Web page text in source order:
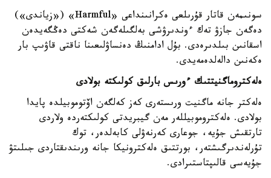
سونىمەن قاتار قۇرىلعى ەكرانىنداعى «Harmful» («زياندى»)
دەگەن جازۋ تەك ءوندىرۋشى بەلگىلەگەن شەكتى دەڭگەيدەن
اسقانىن بىلدىرەدى. بۇل ادامنىڭ دەنساۋلىعىنا ناقتى قاۋىپ بار
ەكەنىن دالەلدەمەيدى.
ەلەكتروماگنيتتىك ءورىس بارلىق كولىكتە بولادى
ەلەكتر جانە ماگنيت ورىستەرى كەز كەلگەن اۆتوموبيلدە پايدا
بولادى. ەلەكتروموبيللەر مەن گيبريدتى كولىكتەردە ولاردى
تارتقىش جۇيە، جوعارى كەرنەۋلى كابەلدەر، توك
تۇرلەندىرگىشتەر، بورتتىق ەلەكترونيكا جانە ورىندىقتاردى جىلىتۋ
جۇيەسى قالىپتاستىرادى.